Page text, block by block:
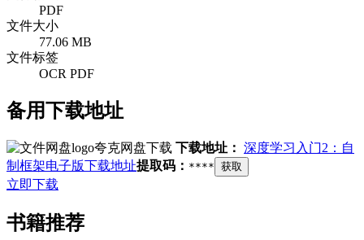
PDF
文件大小
77.06 MB
文件标签
OCR PDF
备用下载地址
夸克网盘下载 下载地址： 深度学习入门2：自
制框架电子版下载地址提取码： **** 获取
立即下载
书籍推荐